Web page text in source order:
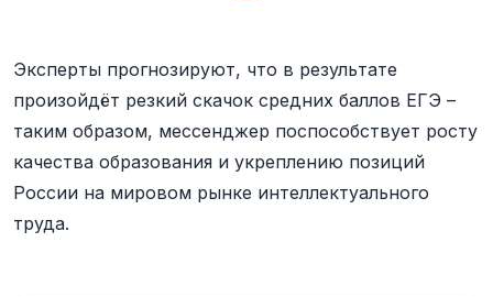
Эксперты прогнозируют, что в результате
произойдёт резкий скачок средних баллов ЕГЭ –
таким образом, мессенджер поспособствует росту
качества образования и укреплению позиций
России на мировом рынке интеллектуального
труда.